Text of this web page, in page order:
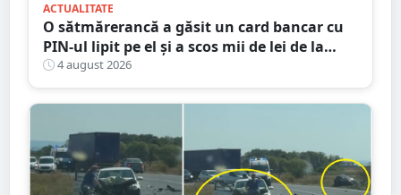
ACTUALITATE
O sătmărerancă a găsit un card bancar cu
PIN-ul lipit pe el și a scos mii de lei de la
bancomat
4 august 2026